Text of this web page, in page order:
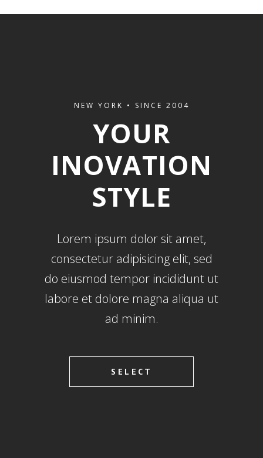
NEW YORK • SINCE 2004
YOUR
INOVATION
STYLE
Lorem ipsum dolor sit amet,
consectetur adipisicing elit, sed
do eiusmod tempor incididunt ut
labore et dolore magna aliqua ut
ad minim.
SELECT